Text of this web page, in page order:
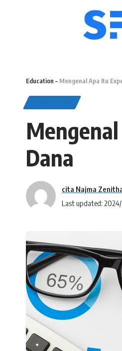
Education – Mengenal Apa Itu
Dana
Last updated: 2024/
cita Najma